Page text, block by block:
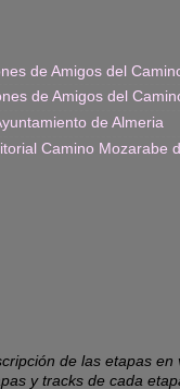
de Amigos del
de Amigos del
de Almeria
Camino Mozarabe
de las etapas
y tracks de cada